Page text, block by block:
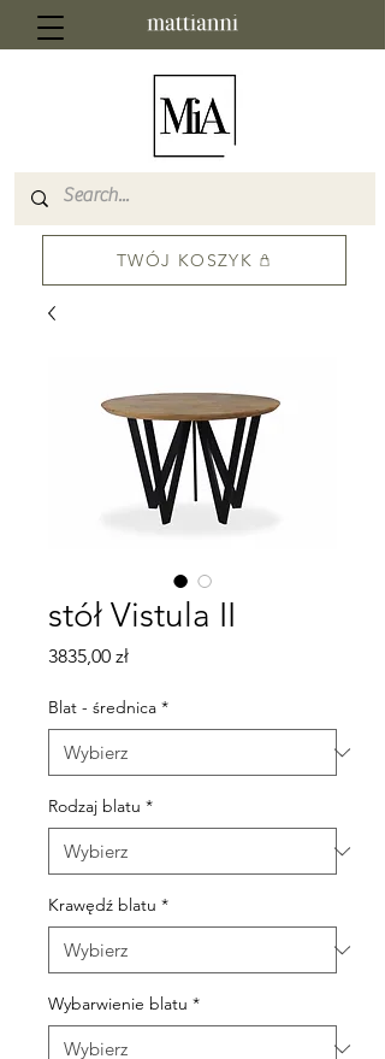
TWÓJ KOSZYK
stół Vistula II
3835,00 złCena
Blat - średnica *
Rodzaj blatu *
Krawędź blatu *
Wybarwienie blatu *